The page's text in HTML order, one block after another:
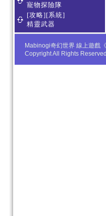
寵物探險隊
[攻略][系統]
精靈武器
Mabinogi奇幻世界 線上遊戲
Copyright All Rights